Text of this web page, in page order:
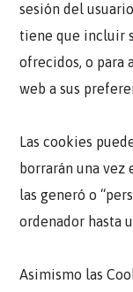
sesión del
tiene que incluir
ofrecidos, o para
web a sus
Las cookies
borrarán una vez
las generó o
ordenador hasta
Asimismo las